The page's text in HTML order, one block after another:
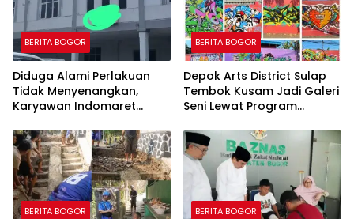
BERITA BOGOR
Diduga Alami Perlakuan
Tidak Menyenangkan,
Karyawan Indomaret
Dipermalukan di Hadapan
Rekan Kerja
BERITA BOGOR
Depok Arts District Sulap
Tembok Kusam Jadi Galeri
Seni Lewat Program
BERITA BOGOR BERITA BOGOR